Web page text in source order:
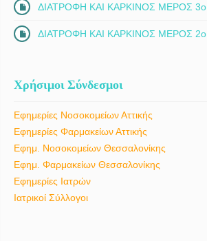
ΔΙΑΤΡΟΦΗ ΚΑΙ ΚΑΡΚΙΝΟΣ ΜΕΡΟΣ 3ο
ΔΙΑΤΡΟΦΗ ΚΑΙ ΚΑΡΚΙΝΟΣ ΜΕΡΟΣ 2ο
Χρήσιμοι Σύνδεσμοι
Εφημερίες Νοσοκομείων Αττικής
Εφημερίες Φαρμακείων Αττικής
Εφημ. Νοσοκομείων Θεσσαλονίκης
Εφημ. Φαρμακείων Θεσσαλονίκης
Εφημερίες Ιατρών
Ιατρικοί Σύλλογοι